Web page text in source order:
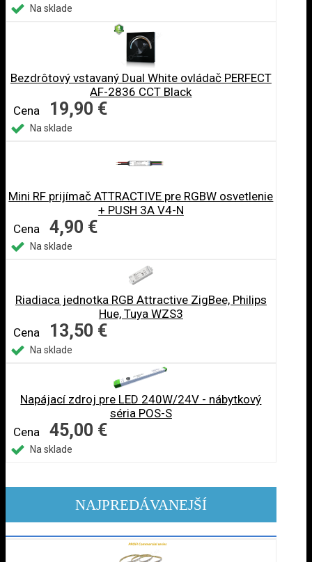
Na sklade
Bezdrôtový vstavaný Dual White ovládač PERFECT
AF-2836 CCT Black
Cena
19,90 €
Na sklade
Mini RF prijímač ATTRACTIVE pre RGBW osvetlenie
+ PUSH 3A V4-N
Cena
4,90 €
Na sklade
Riadiaca jednotka RGB Attractive ZigBee, Philips
Hue, Tuya WZS3
Cena
13,50 €
Na sklade
Napájací zdroj pre LED 240W/24V - nábytkový
séria POS-S
Cena
45,00 €
Na sklade
NAJPREDÁVANEJŠÍ